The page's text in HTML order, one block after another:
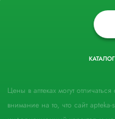
КАТАЛОГ
Цены в аптеках могут
внимание на то, что сайт